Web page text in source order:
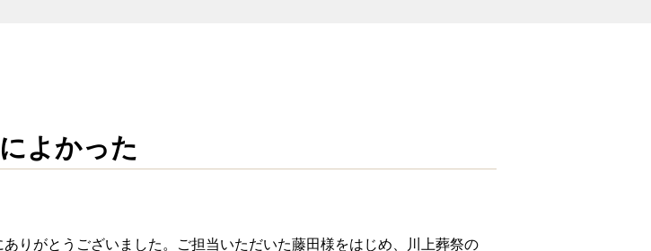
よかった
りがとうございました。ご担当いただいた藤田様をはじめ、川上葬祭の